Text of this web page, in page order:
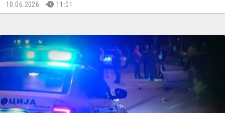
10.06.2026. 11:01